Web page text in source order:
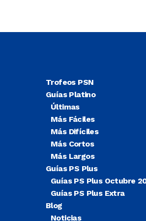
Trofeos PSN
Guías Platino
Últimas
Más Fáciles
Más Difíciles
Más Cortos
Más Largos
Guías PS Plus
Guías PS Plus Octubre
Guías PS Plus Extra
Blog
Noticias